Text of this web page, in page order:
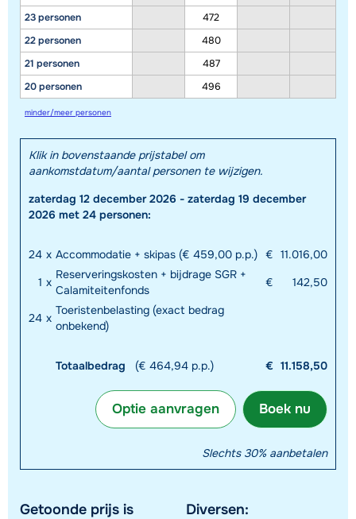
23 personen
22 personen
21 personen
20 personen
472
480
487
496
minder/meer personen
Klik in bovenstaande prijstabel om
aankomstdatum/aantal personen te wijzigen.
zaterdag 12 december 2026 - zaterdag 19 december
2026 met 24 personen:
24 x Accommodatie + skipas (€ 459,00 p.p.) € 11.016,00
1 x
Reserveringskosten + bijdrage SGR +
Calamiteitenfonds
€ 142,50
24 x
Toeristenbelasting (exact bedrag
onbekend)
Totaalbedrag (€ 464,94 p.p.) € 11.158,50
Boek nu
Optie aanvragen
Slechts 30% aanbetalen
Getoonde prijs is
Diversen: